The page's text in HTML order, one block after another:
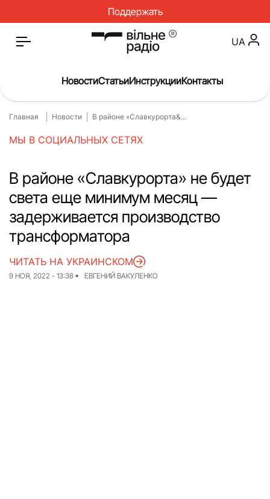
Поддержать
Главная
Новости
О нас
Инструкции
Спорт
Интервью
Досье
Репортаж
Блог
Спецпроекты
Архив проектов
UA
НовостиСтатьиИнструкцииКонтакты
Главная Новости В районе «Славкурорта&...
МЫ В СОЦИАЛЬНЫХ СЕТЯХ
В районе «Славкурорта» не будет
света еще минимум месяц —
задерживается производство
трансформатора
9 НОЯ, 2022 - 13:38 ЕВГЕНИЙ ВАКУЛЕНКО
ЧИТАТЬ НА УКРАИНСКОМ